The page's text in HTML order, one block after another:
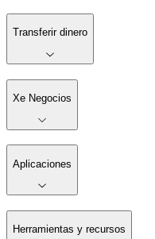
Transferir dinero
Xe Negocios
Aplicaciones
Herramientas y recursos